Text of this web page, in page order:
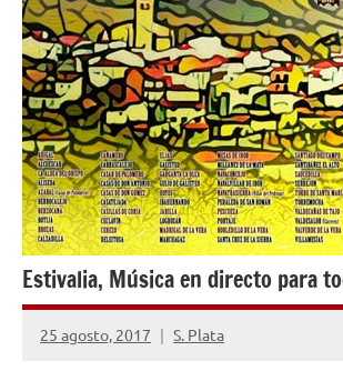
Estivalia, Música en directo para
25 agosto, 2017 S. Plata
No